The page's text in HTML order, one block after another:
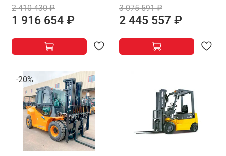
2 410 430 ₽
1 916 654 ₽
3 075 591 ₽
2 445 557 ₽
-20%